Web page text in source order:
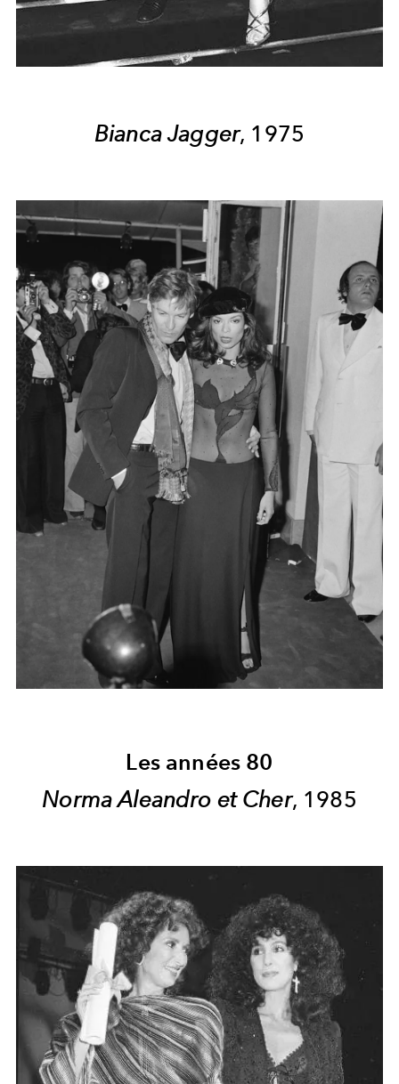
Bianca Jagger, 1975
Les années 80
Norma Aleandro et Cher, 1985